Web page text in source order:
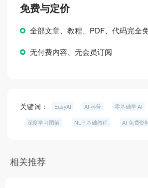
免费与定价
全部文章、教程、PDF、代码完全
无付费内容、无会员订阅
关键词： EasyAI AI 科普 零基础学 AI
深度学习图解 NLP 基础教程 AI 免费资
相关推荐